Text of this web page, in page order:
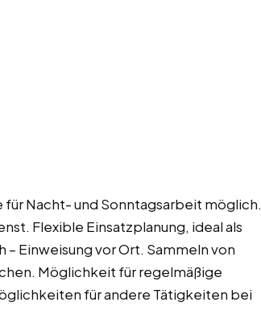
für Nacht- und Sonntagsarbeit möglich.
Flexible Einsatzplanung, ideal als
Einweisung vor Ort. Sammeln von
Möglichkeit für regelmäßige
für andere Tätigkeiten bei